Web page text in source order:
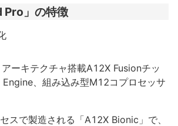
Pro」の特徴
アーキテクチャ搭載A12X Fusionチッ
、組み込み型M12コプロセッサ
スで製造される「A12X Bionic」で、